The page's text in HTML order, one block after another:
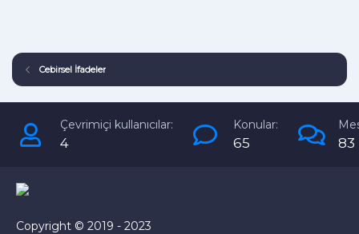
Cebirsel İfadeler
Çevrimiçi kullanıcılar:
4
Konular:
65 83
Copyright © 2019 - 2023